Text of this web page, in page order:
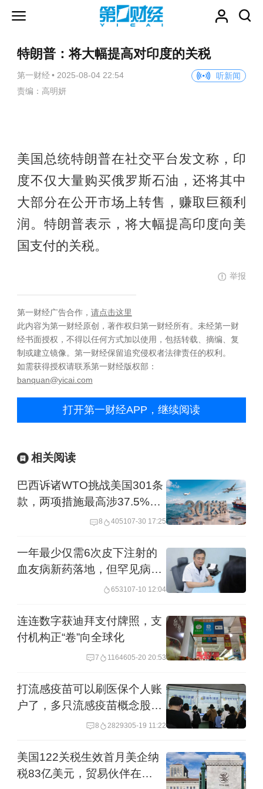
特朗普：将大幅提高对印度的关税
第一财经 • 2025-08-04 22:54
听新闻
责编：高明妍
美国总统特朗普在社交平台发文称，印
度不仅大量购买俄罗斯石油，还将其中
大部分在公开市场上转售，赚取巨额利
润。特朗普表示，将大幅提高印度向美
国支付的关税。
举报
第一财经广告合作， 请点击这里
此内容为第一财经原创，著作权归第一财经所有。未经第一财
经书面授权，不得以任何方式加以使用，包括转载、摘编、复
制或建立镜像。第一财经保留追究侵权者法律责任的权利。
如需获得授权请联系第一财经版权部：
banquan@yicai.com
打开第一财经APP，继续阅读
相关阅读
巴西诉诸WTO挑战美国301条
款，两项措施最高涉37.5%关
8 405107-30 17:25
一年最少仅需6次皮下注射的
血友病新药落地，但罕见病用
药可及性亟待破局
653107-10 12:04
连连数字获迪拜支付牌照，支
付机构正“卷”向全球化
7 1164605-20 20:53
打流感疫苗可以刷医保个人账
户了，多只流感疫苗概念股盘
8 2829305-19 11:22
美国122关税生效首月美企纳
税83亿美元，贸易伙伴在